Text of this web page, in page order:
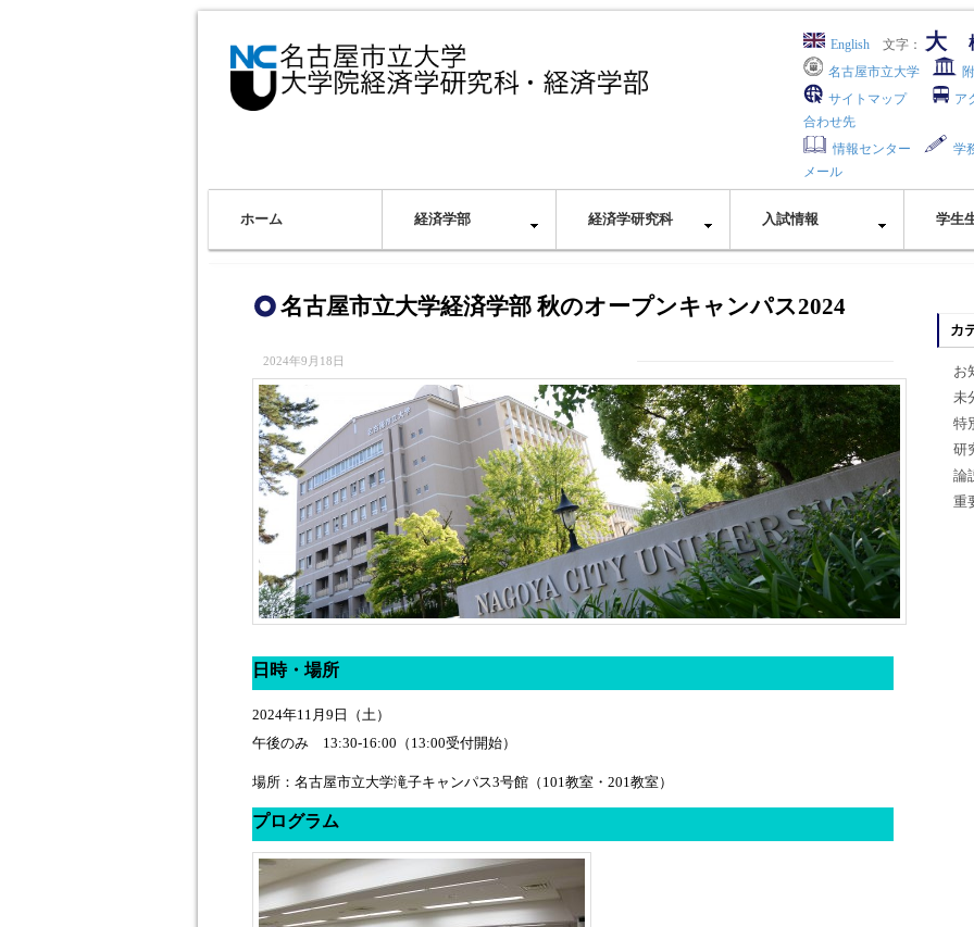
English文字： 大
名古屋市立大学
サイトマップ
ア
合わせ先
情報センター
学
メール
ホーム 経済学部 経済学研究科 入試情報 学生
名古屋市立大学経済学部 秋のオープンキャンパス2024
2024年9月18日
日時・場所
2024年11月9日（土）
午後のみ 13:30-16:00（13:00受付開始）
場所：名古屋市立大学滝子キャンパス3号館（101教室・201教室）
プログラム
カ
お
未
特
研
論
重